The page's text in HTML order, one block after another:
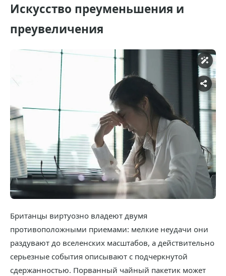
Искусство преуменьшения и
преувеличения
Британцы виртуозно владеют двумя
противоположными приемами: мелкие неудачи они
раздувают до вселенских масштабов, а действительно
серьезные события описывают с подчеркнутой
сдержанностью. Порванный чайный пакетик может